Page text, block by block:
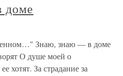
Знаю, знаю — в доме
О душе моей о
За страдание за